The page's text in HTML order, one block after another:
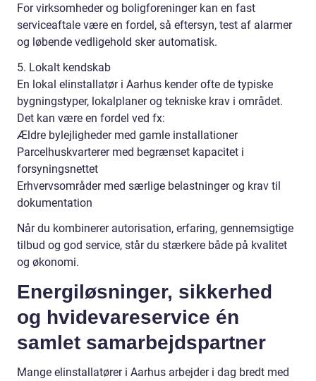
For virksomheder og boligforeninger kan en fast
serviceaftale være en fordel, så eftersyn, test af alarmer
og løbende vedligehold sker automatisk.
5. Lokalt kendskab
En lokal elinstallatør i Aarhus kender ofte de typiske
bygningstyper, lokalplaner og tekniske krav i området.
Det kan være en fordel ved fx:
Ældre bylejligheder med gamle installationer
Parcelhuskvarterer med begrænset kapacitet i
forsyningsnettet
Erhvervsområder med særlige belastninger og krav til
dokumentation
Når du kombinerer autorisation, erfaring, gennemsigtige
tilbud og god service, står du stærkere både på kvalitet
og økonomi.
Energiløsninger, sikkerhed
og hvidevareservice én
samlet samarbejdspartner
Mange elinstallatører i Aarhus arbejder i dag bredt med